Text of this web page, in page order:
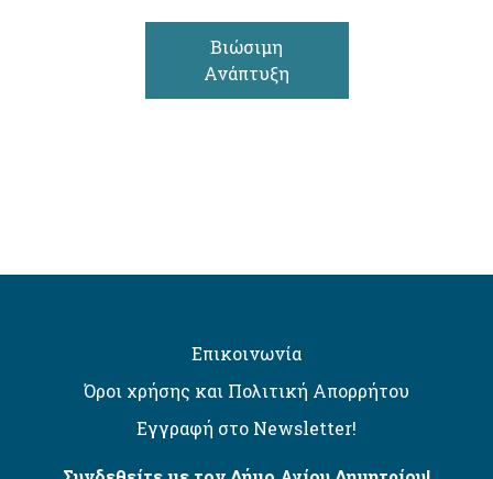
Βιώσιμη
Ανάπτυξη
Επικοινωνία
Όροι χρήσης και Πολιτική Απορρήτου
Εγγραφή στο Newsletter!